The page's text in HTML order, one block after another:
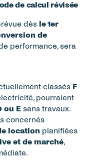
de calcul révisée
dès le 1er
de
performance, sera
classés F
pourraient
ou E sans travaux.
concernés
location planifiées
et de marché,